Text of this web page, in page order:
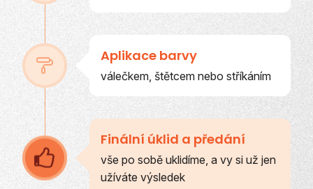
Aplikace barvy
válečkem, štětcem nebo stříkáním
Finální úklid a předání
vše po sobě uklidíme, a vy si už jen
užíváte výsledek